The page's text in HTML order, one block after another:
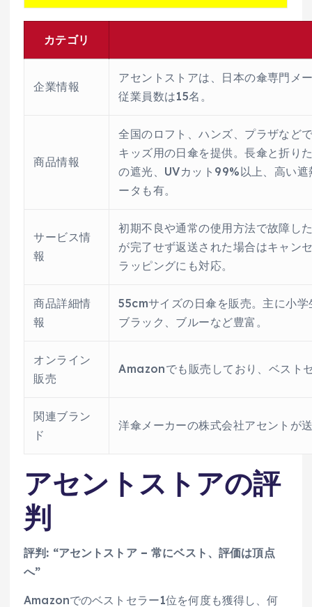
カテゴリ
企業情報
アセントストアは、日本の傘専門メ
従業員数は15名。
商品情報
全国のロフト、ハンズ、プラザなど
キッズ用の日傘を提供。長傘と折り
の遮光、UVカット99%以上、高い
ータも有。
サービス情
報
初期不良や通常の使用方法で故障し
が完了せず返送された場合はキャン
ラッピングにも対応。
商品詳細情
報
55cmサイズの日傘を販売。主に小
ブラック、ブルーなど豊富。
オンライン
販売
Amazonでも販売しており、ベスト
関連ブラン
ド
洋傘メーカーの株式会社アセントが
アセントストアの評
判
評判: “アセントストア – 常にベスト、評価は頂点
へ”
Amazonでのベストセラー1位を何度も獲得し、何